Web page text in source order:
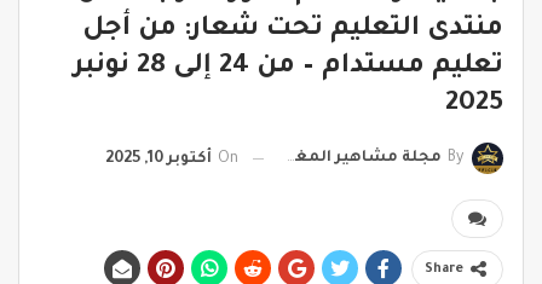
منتدى التعليم تحت شعار: من أجل
تعليم مستدام – من 24 إلى 28 نونبر
2025
By مجلة مشاهير المغرب On أكتوبر 10, 2025
Share